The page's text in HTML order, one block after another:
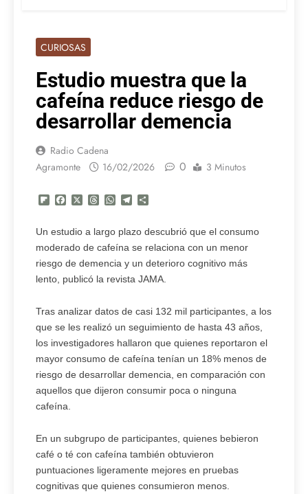
CURIOSAS
Estudio muestra que la
cafeína reduce riesgo de
desarrollar demencia
Radio Cadena
Agramonte
16/02/2026 0 3 Minutos
Flipboard
FacebookThreadsWhatsApp
Telegram
Un estudio a largo plazo descubrió que el consumo
moderado de cafeína se relaciona con un menor
riesgo de demencia y un deterioro cognitivo más
lento, publicó la revista JAMA.
Tras analizar datos de casi 132 mil participantes, a los
que se les realizó un seguimiento de hasta 43 años,
los investigadores hallaron que quienes reportaron el
mayor consumo de cafeína tenían un 18% menos de
riesgo de desarrollar demencia, en comparación con
aquellos que dijeron consumir poca o ninguna
cafeína.
En un subgrupo de participantes, quienes bebieron
café o té con cafeína también obtuvieron
puntuaciones ligeramente mejores en pruebas
cognitivas que quienes consumieron menos.